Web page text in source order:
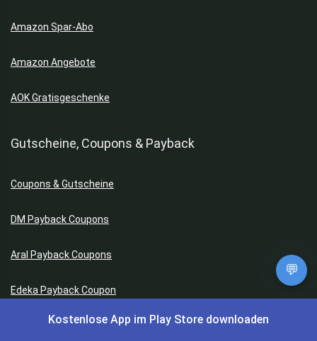
Amazon Spar-Abo
Amazon Angebote
AOK Gratisgeschenke
Gutscheine, Coupons & Payback
Coupons & Gutscheine
DM Payback Coupons
Aral Payback Coupons
Edeka Payback Coupon
Burger King Gutscheine
💬
Kostenlose App im Play Store downloaden